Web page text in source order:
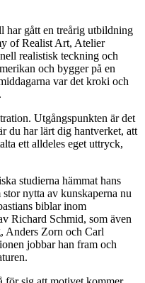
har gått en treårig utbildning
of Realist Art, Atelier
realistisk teckning och
och bygger på en
var det kroki och
Utgångspunkten är det
du har lärt dig hantverket, att
ett alldeles eget uttryck,
studierna hämmat hans
nytta av kunskaperna nu
biblar inom
Richard Schmid, som även
Anders Zorn och Carl
jobbar han fram och